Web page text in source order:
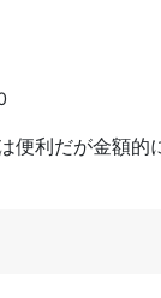
便利だが金額的